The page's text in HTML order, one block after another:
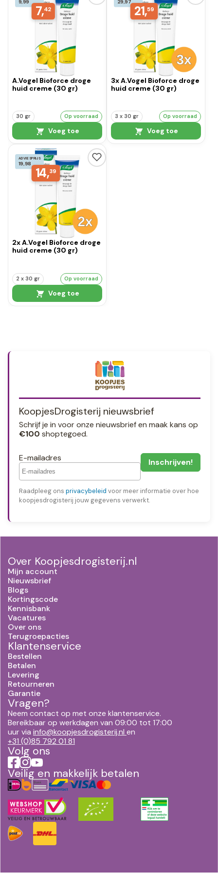
7,42
A.Vogel Bioforce droge
huid creme (30 gr)
30 gr Op voorraad
Voeg toe
21,59
3x A.Vogel Bioforce droge
huid creme (30 gr)
3 x 30 gr Op voorraad
Voeg toe
ADVIESPRIJS
19,98
14,39
2x A.Vogel Bioforce droge
huid creme (30 gr)
2 x 30 gr Op voorraad
Voeg toe
KoopjesDrogisterij nieuwsbrief
Schrijf je in voor onze nieuwsbrief en maak kans op
€100 shoptegoed.
E-mailadres
Raadpleeg ons privacybeleid voor meer informatie over hoe
koopjesdrogisterij jouw gegevens verwerkt.
Over Koopjesdrogisterij.nl
Mijn account
Nieuwsbrief
Blogs
Kortingscode
Kennisbank
Vacatures
Over ons
Terugroepacties
Klantenservice
Bestellen
Betalen
Levering
Retourneren
Garantie
Vragen?
Neem contact op met onze klantenservice.
Bereikbaar op werkdagen van 09:00 tot 17:00
uur via info@koopjesdrogisterij.nl en
+31 (0)85 792 01 81
Volg ons
Veilig en makkelijk betalen